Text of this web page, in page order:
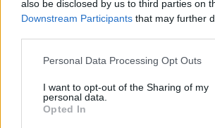
also be disclosed by us to third parties on
Downstream Participants that may further
Please note that this website/app uses one
not limited to your visit or usage behaviour.
grant or deny consent to Google and its
use your data for below specified purposes
Personal Data Processing Opt Outs
I want to opt-out of the Sharing of my
personal data.
Opted In
által beterjesztett
szövegtervezettel zárultak a
írásban válaszolt a végleges
nevezett ajánlatra.